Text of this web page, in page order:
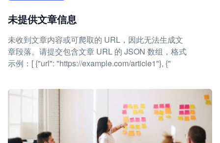
未提供文章信息
未收到文章内容或可爬取的 URL，因此无法生成文
章段落。请提交包含文章 URL 的 JSON 数组，格式
示例：[ {"url": "https://example.com/article1"}, {"